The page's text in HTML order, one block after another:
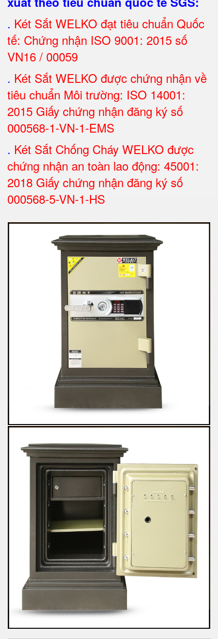
. Két Sắt WELKO đạt tiêu chuẩn Quốc
tế: Chứng nhận ISO 9001: 2015 số
VN16 / 00059
. Két Sắt WELKO được chứng nhận về
tiêu chuẩn Môi trường: ISO 14001:
2015 Giấy chứng nhận đăng ký số
000568-1-VN-1-EMS
. Két Sắt Chống Cháy WELKO được
chứng nhận an toàn lao động: 45001:
2018 Giấy chứng nhận đăng ký số
000568-5-VN-1-HS